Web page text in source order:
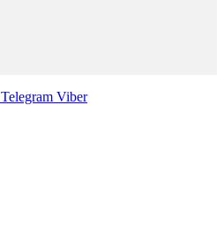
Telegram Viber